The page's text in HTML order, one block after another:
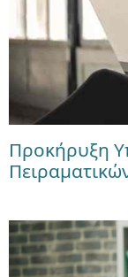
Προκήρυξη